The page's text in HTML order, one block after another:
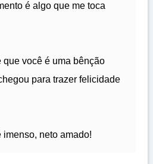
é algo que me toca
que você é uma bênção
para trazer felicidade
imenso, neto amado!